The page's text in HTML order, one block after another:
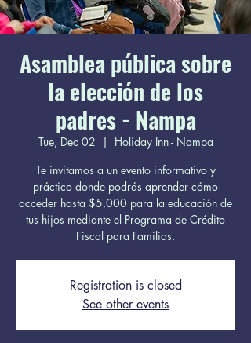
Asamblea pública sobre
la elección de los
padres - Nampa
Tue, Dec 02
  |
Holiday Inn - Nampa
Te invitamos a un evento informativo y
práctico donde podrás aprender cómo
acceder hasta $5,000 para la educación de
tus hijos mediante el Programa de Crédito
Fiscal para Familias.
Registration is closed
See other events